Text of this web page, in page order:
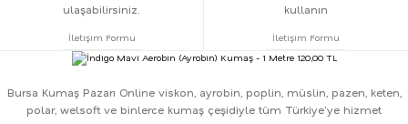
ulaşabilirsiniz.
İletişim Formu
kullanın
İletişim Formu
Bursa Kumaş Pazarı Online viskon, ayrobin, poplin, müslin, pazen, keten,
polar, welsoft ve binlerce kumaş çeşidiyle tüm Türkiye'ye hizmet